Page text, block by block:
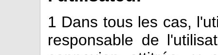
1 Dans tous les cas,
responsable de